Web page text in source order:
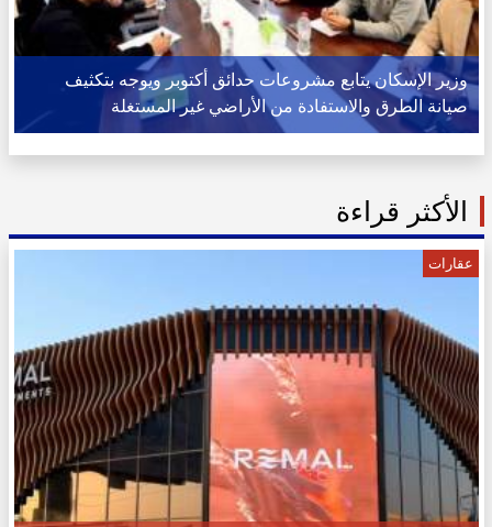
وزير الإسكان يتابع مشروعات حدائق أكتوبر ويوجه بتكثيف
صيانة الطرق والاستفادة من الأراضي غير المستغلة
الأكثر قراءة
عقارات